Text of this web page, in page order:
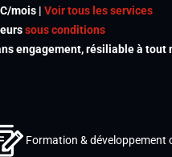
mois | Voir tous les services
sous conditions
engagement, résiliable à tout
Formation & développement